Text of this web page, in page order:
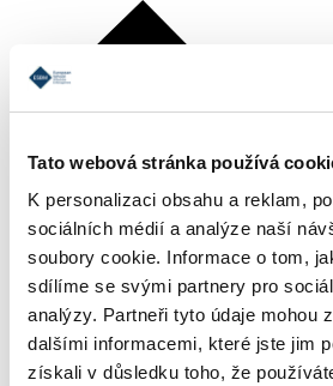
Tato webová stránka používá
K personalizaci obsahu a reklam,
sociálních médií a analýze naší
soubory cookie. Informace o tom,
sdílíme se svými partnery pro
analýzy. Partneři tyto údaje mohou
dalšími informacemi, které jste jim
získali v důsledku toho, že